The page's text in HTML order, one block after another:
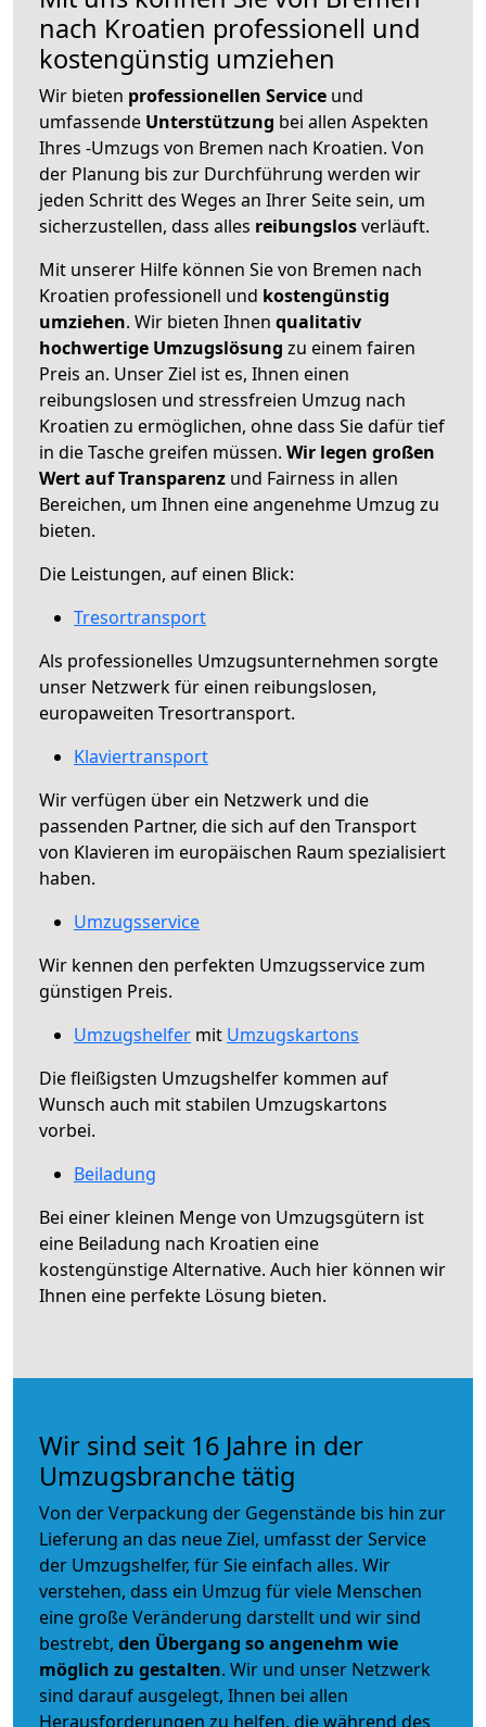
nach Kroatien professionell und
kostengünstig umziehen
Wir bieten professionellen Service und
umfassende Unterstützung bei allen Aspekten
Ihres -Umzugs von Bremen nach Kroatien. Von
der Planung bis zur Durchführung werden wir
jeden Schritt des Weges an Ihrer Seite sein, um
sicherzustellen, dass alles reibungslosverläuft.
Mit unserer Hilfe können Sie von Bremen nach
Kroatien professionell und kostengünstig
umziehen. Wir bieten Ihnen qualitativ
hochwertige Umzugslösung zu einem fairen
Preis an. Unser Ziel ist es, Ihnen einen
reibungslosen und stressfreien Umzug nach
Kroatien zu ermöglichen, ohne dass Sie dafür tief
in die Tasche greifen müssen. Wir legen großen
Wert auf Transparenz und Fairness in allen
Bereichen, um Ihnen eine angenehme Umzug zu
bieten.
Die Leistungen, auf einen Blick:
Tresortransport
Als professionelles Umzugsunternehmen sorgte
unser Netzwerk für einen reibungslosen,
europaweiten Tresortransport.
Klaviertransport
Wir verfügen über ein Netzwerk und die
passenden Partner, die sich auf den Transport
von Klavieren im europäischen Raum spezialisiert
haben.
Umzugsservice
Wir kennen den perfekten Umzugsservice zum
günstigen Preis.
Umzugshelfer mit Umzugskartons
Die fleißigsten Umzugshelfer kommen auf
Wunsch auch mit stabilen Umzugskartons
vorbei.
Beiladung
Bei einer kleinen Menge von Umzugsgütern ist
eine Beiladung nach Kroatien eine
kostengünstige Alternative. Auch hier können wir
Ihnen eine perfekte Lösung bieten.
Wir sind seit 16 Jahre in der
Umzugsbranche tätig
Von der Verpackung der Gegenstände bis hin zur
Lieferung an das neue Ziel, umfasst der Service
der Umzugshelfer, für Sie einfach alles. Wir
verstehen, dass ein Umzug für viele Menschen
eine große Veränderung darstellt und wir sind
bestrebt, den Übergang so angenehm wie
möglich zu gestalten. Wir und unser Netzwerk
sind darauf ausgelegt, Ihnen bei allen
Herausforderungen zu helfen, die während des